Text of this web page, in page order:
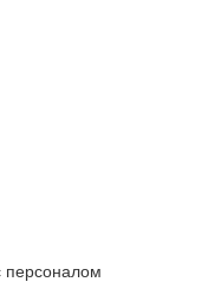
персоналом